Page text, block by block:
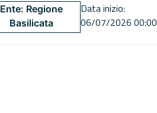
Ente: Regione
Basilicata
Data inizio:
06/07/2026 00:00